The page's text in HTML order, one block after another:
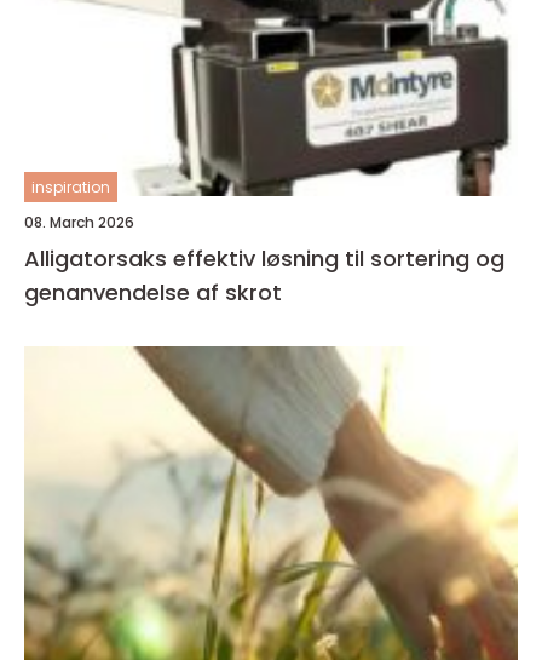
inspiration
08. March 2026
Alligatorsaks effektiv løsning til sortering og
genanvendelse af skrot